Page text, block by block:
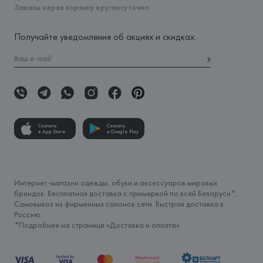
Заказы через корзину круглосуточно
Получайте уведомления об акциях и скидках:
Скачать
в App Store
Скачать
в Google Play
Интернет-магазин одежды, обуви и аксессуаров мировых
брендов. Бесплатная доставка с примеркой по всей Беларуси*.
Самовывоз из фирменных салонов сети. Быстрая доставка в
Россию.
*Подробнее на странице «Доставка и оплата»